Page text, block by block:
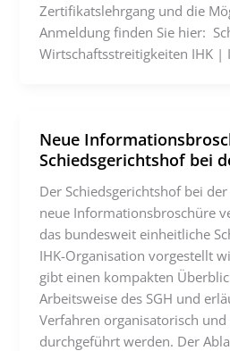
Zertifikatslehrgang und die
Anmeldung finden Sie hier:
Wirtschaftsstreitigkeiten IHK |
Neue
Schiedsgerichtshof bei
Der Schiedsgerichtshof bei der
neue Informationsbroschüre
das bundesweit einheitliche
IHK-Organisation vorgestellt
gibt einen kompakten
Arbeitsweise des SGH und
Verfahren organisatorisch und
durchgeführt werden. Der